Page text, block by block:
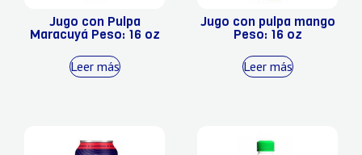
Jugo con Pulpa
Maracuyá Peso: 16 oz
Leer más
Jugo con pulpa mango
Peso: 16 oz
Leer más